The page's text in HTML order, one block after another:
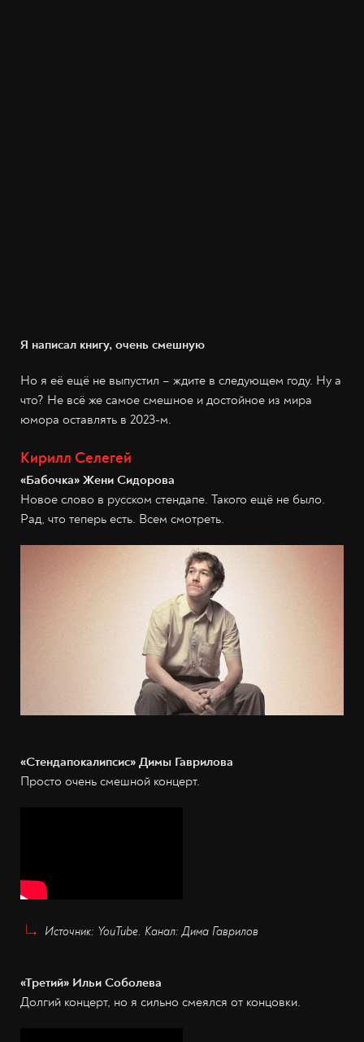
Я написал книгу, очень смешную
Но я её ещё не выпустил – ждите в следующем году. Ну а
что? Не всё же самое смешное и достойное из мира
юмора оставлять в 2023-м.
Кирилл Селегей
«Бабочка» Жени Сидорова
Новое слово в русском стендапе. Такого ещё не было.
Рад, что теперь есть. Всем смотреть.
«Стендапокалипсис» Димы Гаврилова
Просто очень смешной концерт.
Источник: YouTube. Канал: Дима Гаврилов
«Третий» Ильи Соболева
Долгий концерт, но я сильно смеялся от концовки.